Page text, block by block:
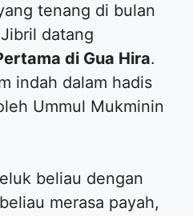
tenang di bulan
datang
di Gua Hira.
indah dalam hadis
Ummul Mukminin
beliau dengan
merasa payah,